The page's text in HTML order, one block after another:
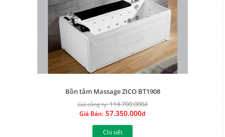
Bồn tắm Massage ZICO BT1908
Giá công ty:114.700.000đ
Giá Bán: 57.350.000đ
Chi tiết